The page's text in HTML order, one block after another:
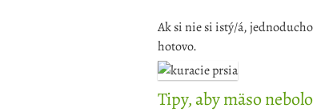
Ak si nie si istý/á,
hotovo.
Tipy, aby mäso